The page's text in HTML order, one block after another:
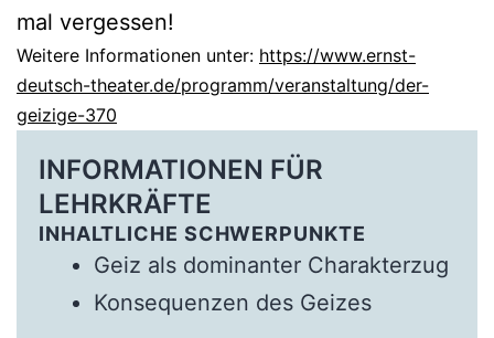
mal vergessen!
Weitere Informationen unter: https://www.ernst-
deutsch-theater.de/programm/veranstaltung/der-
geizige-370
INFORMATIONEN FÜR
LEHRKRÄFTE
INHALTLICHE SCHWERPUNKTE
Geiz als dominanter Charakterzug
Konsequenzen des Geizes